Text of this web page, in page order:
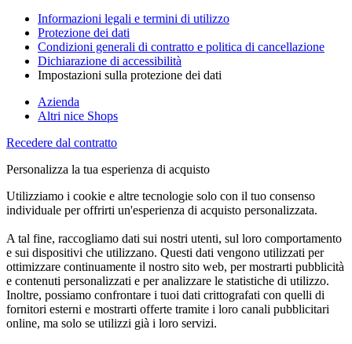
Informazioni legali e termini di utilizzo
Protezione dei dati
Condizioni generali di contratto e politica di cancellazione
Dichiarazione di accessibilità
Impostazioni sulla protezione dei dati
Azienda
Altri nice Shops
Recedere dal contratto
Personalizza la tua esperienza di acquisto
Utilizziamo i cookie e altre tecnologie solo con il tuo consenso
individuale per offrirti un'esperienza di acquisto personalizzata.
A tal fine, raccogliamo dati sui nostri utenti, sul loro comportamento
e sui dispositivi che utilizzano. Questi dati vengono utilizzati per
ottimizzare continuamente il nostro sito web, per mostrarti pubblicità
e contenuti personalizzati e per analizzare le statistiche di utilizzo.
Inoltre, possiamo confrontare i tuoi dati crittografati con quelli di
fornitori esterni e mostrarti offerte tramite i loro canali pubblicitari
online, ma solo se utilizzi già i loro servizi.